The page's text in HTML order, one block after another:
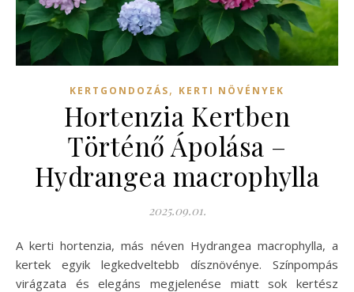
KERTGONDOZÁS, KERTI NÖVÉNYEK
Hortenzia Kertben
Történő Ápolása –
Hydrangea macrophylla
2025.09.01.
A kerti hortenzia, más néven Hydrangea macrophylla, a
kertek egyik legkedveltebb dísznövénye. Színpompás
virágzata és elegáns megjelenése miatt sok kertész